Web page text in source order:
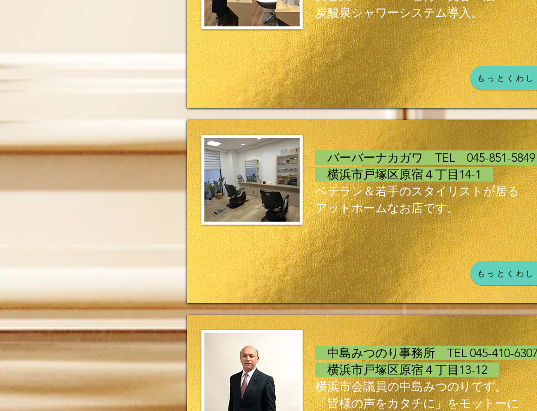
炭酸泉シャワーシステム導入。
もっとくわ
バーバーナカガワ TEL 045-851-
横浜市戸塚区原宿４丁目14-1
ベテラン＆若手のスタイリストが居る
アットホームなお店です。
もっとくわ
中島みつのり事務所 TEL 045-410-
横浜市戸塚区原宿４丁目13-12
横浜市会議員の中島みつのりです。
「皆様の声をカタチに」をモットーに